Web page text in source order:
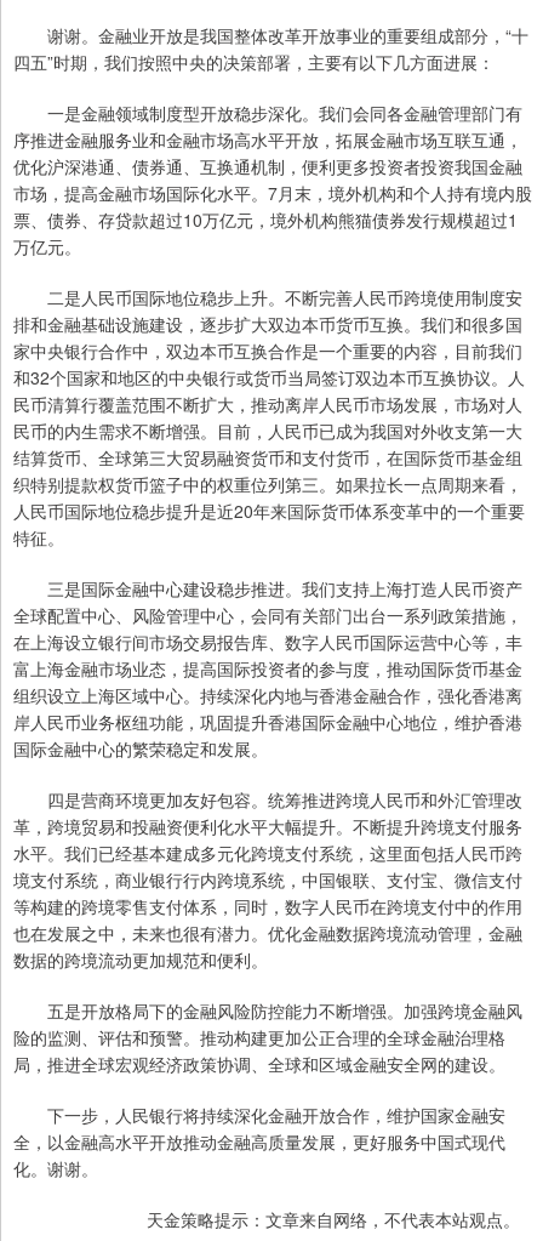
谢谢。金融业开放是我国整体改革开放事业的重要组成部分，“十
四五”时期，我们按照中央的决策部署，主要有以下几方面进展：
一是金融领域制度型开放稳步深化。我们会同各金融管理部门有
序推进金融服务业和金融市场高水平开放，拓展金融市场互联互通，
优化沪深港通、债券通、互换通机制，便利更多投资者投资我国金融
市场，提高金融市场国际化水平。7月末，境外机构和个人持有境内股
票、债券、存贷款超过10万亿元，境外机构熊猫债券发行规模超过1
万亿元。
二是人民币国际地位稳步上升。不断完善人民币跨境使用制度安
排和金融基础设施建设，逐步扩大双边本币货币互换。我们和很多国
家中央银行合作中，双边本币互换合作是一个重要的内容，目前我们
和32个国家和地区的中央银行或货币当局签订双边本币互换协议。人
民币清算行覆盖范围不断扩大，推动离岸人民币市场发展，市场对人
民币的内生需求不断增强。目前，人民币已成为我国对外收支第一大
结算货币、全球第三大贸易融资货币和支付货币，在国际货币基金组
织特别提款权货币篮子中的权重位列第三。如果拉长一点周期来看，
人民币国际地位稳步提升是近20年来国际货币体系变革中的一个重要
特征。
三是国际金融中心建设稳步推进。我们支持上海打造人民币资产
全球配置中心、风险管理中心，会同有关部门出台一系列政策措施，
在上海设立银行间市场交易报告库、数字人民币国际运营中心等，丰
富上海金融市场业态，提高国际投资者的参与度，推动国际货币基金
组织设立上海区域中心。持续深化内地与香港金融合作，强化香港离
岸人民币业务枢纽功能，巩固提升香港国际金融中心地位，维护香港
国际金融中心的繁荣稳定和发展。
四是营商环境更加友好包容。统筹推进跨境人民币和外汇管理改
革，跨境贸易和投融资便利化水平大幅提升。不断提升跨境支付服务
水平。我们已经基本建成多元化跨境支付系统，这里面包括人民币跨
境支付系统，商业银行行内跨境系统，中国银联、支付宝、微信支付
等构建的跨境零售支付体系，同时，数字人民币在跨境支付中的作用
也在发展之中，未来也很有潜力。优化金融数据跨境流动管理，金融
数据的跨境流动更加规范和便利。
五是开放格局下的金融风险防控能力不断增强。加强跨境金融风
险的监测、评估和预警。推动构建更加公正合理的全球金融治理格
局，推进全球宏观经济政策协调、全球和区域金融安全网的建设。
下一步，人民银行将持续深化金融开放合作，维护国家金融安
全，以金融高水平开放推动金融高质量发展，更好服务中国式现代
化。谢谢。
天金策略提示：文章来自网络，不代表本站观点。